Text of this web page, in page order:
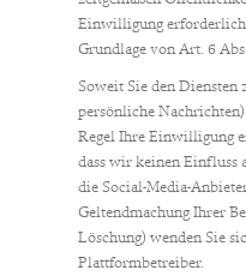
Einwilligung
Grundlage von Art. 6
Soweit Sie den Diensten
persönliche
Regel Ihre Einwilligung
dass wir keinen Einfluss
die Social-Media-
Geltendmachung Ihrer
Löschung) wenden Sie
Plattformbetreiber.